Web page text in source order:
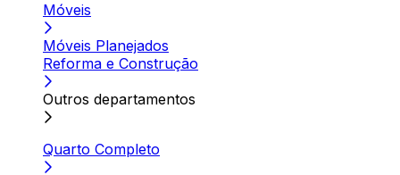
Móveis
Móveis Planejados
Reforma e Construção
Outros departamentos
Quarto Completo